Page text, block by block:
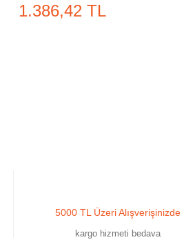
1.386,42 TL
5000 TL Üzeri Alışverişinizde
kargo hizmeti bedava